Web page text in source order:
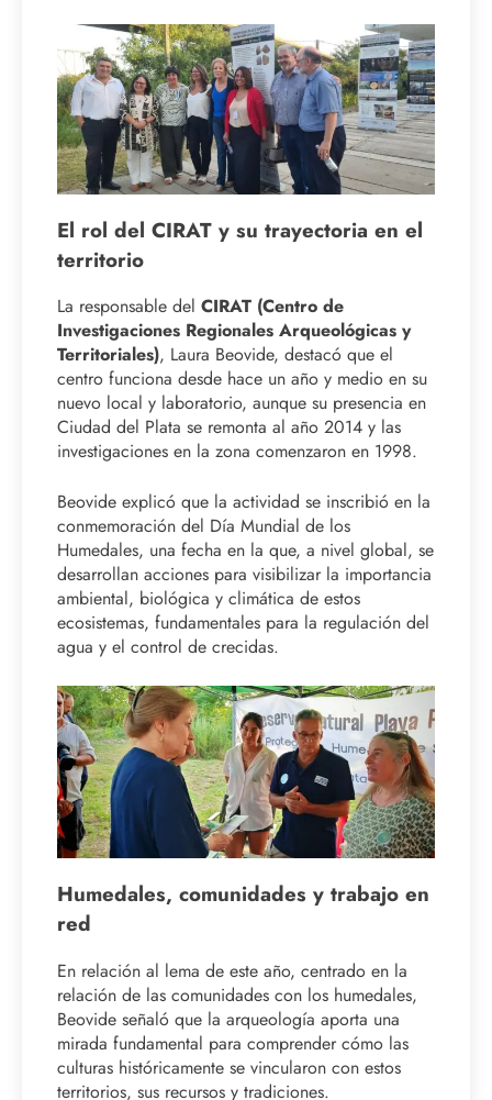
El rol del CIRAT y su trayectoria en el
territorio
La responsable del CIRAT (Centro de
Investigaciones Regionales Arqueológicas y
Territoriales), Laura Beovide, destacó que el
centro funciona desde hace un año y medio en su
nuevo local y laboratorio, aunque su presencia en
Ciudad del Plata se remonta al año 2014 y las
investigaciones en la zona comenzaron en 1998.
Beovide explicó que la actividad se inscribió en la
conmemoración del Día Mundial de los
Humedales, una fecha en la que, a nivel global, se
desarrollan acciones para visibilizar la importancia
ambiental, biológica y climática de estos
ecosistemas, fundamentales para la regulación del
agua y el control de crecidas.
Humedales, comunidades y trabajo en
red
En relación al lema de este año, centrado en la
relación de las comunidades con los humedales,
Beovide señaló que la arqueología aporta una
mirada fundamental para comprender cómo las
culturas históricamente se vincularon con estos
territorios, sus recursos y tradiciones.